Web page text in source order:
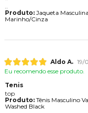
..
Produto:Jaqueta
Marinho/Cinza
Aldo A. 19/
Eu recomendo esse produto.
Tenis
top
Produto:Tênis Masculino
Washed Black